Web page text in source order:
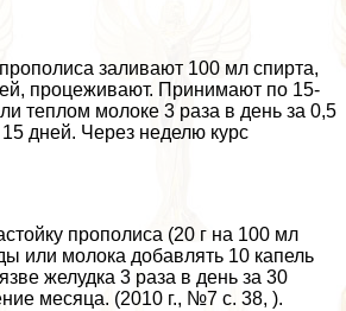
заливают 100 мл спирта,
процеживают. Принимают по 15-
теплом молоке 3 раза в день за 0,5
дней. Через неделю курс
прополиса (20 г на 100 мл
или молока добавлять 10 капель
желудка 3 раза в день за 30
месяца. (2010 г., №7 с. 38, ).